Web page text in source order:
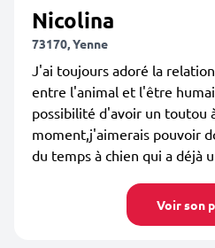
Nicolina
73170, Yenne
J'ai toujours adoré la
entre l'animal et l'être
possibilité d'avoir un toutou
moment,j'aimerais pouvoir
du temps à chien qui a déjà
Voir son